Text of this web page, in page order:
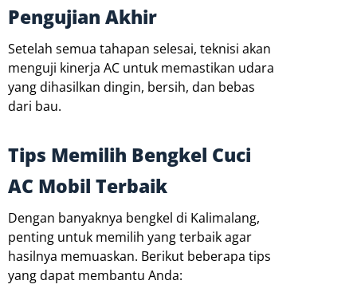
Pengujian Akhir
Setelah semua tahapan selesai, teknisi akan
menguji kinerja AC untuk memastikan udara
yang dihasilkan dingin, bersih, dan bebas
dari bau.
Tips Memilih Bengkel Cuci
AC Mobil Terbaik
Dengan banyaknya bengkel di Kalimalang,
penting untuk memilih yang terbaik agar
hasilnya memuaskan. Berikut beberapa tips
yang dapat membantu Anda: